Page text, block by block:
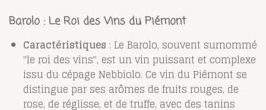
Barolo : Le Roi des Vins du Piémont
Caractéristiques : Le Barolo, souvent surnommé
"le roi des vins", est un vin puissant et complexe
issu du cépage Nebbiolo. Ce vin du Piémont se
distingue par ses arômes de fruits rouges, de
rose, de réglisse, et de truffe, avec des tanins